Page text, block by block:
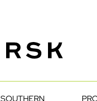
SOUTHERN